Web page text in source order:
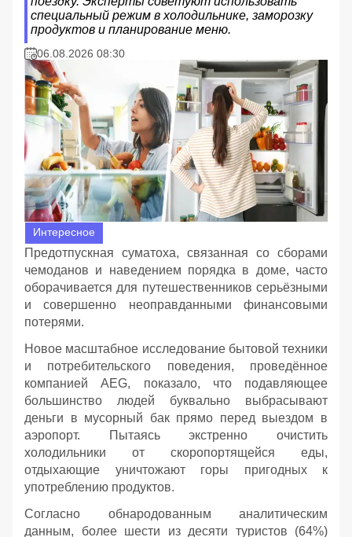
специальный режим в холодильнике, заморозку
продуктов и планирование меню.
06.08.2026 08:30
Интересное
Предотпускная суматоха, связанная со сборами
чемоданов и наведением порядка в доме, часто
оборачивается для путешественников серьёзными
и совершенно неоправданными финансовыми
потерями.
Новое масштабное исследование бытовой техники
и потребительского поведения, проведённое
компанией AEG, показало, что подавляющее
большинство людей буквально выбрасывают
деньги в мусорный бак прямо перед выездом в
аэропорт. Пытаясь экстренно очистить
холодильники от скоропортящейся еды,
отдыхающие уничтожают горы пригодных к
употреблению продуктов.
Согласно обнародованным аналитическим
данным, более шести из десяти туристов (64%)